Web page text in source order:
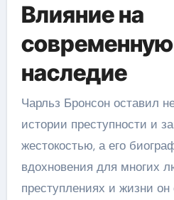
Влияние на
современную
наследие
Чарльз Бронсон оставил
истории преступности и
жестокостью, а его
вдохновения для многих
преступлениях и жизни